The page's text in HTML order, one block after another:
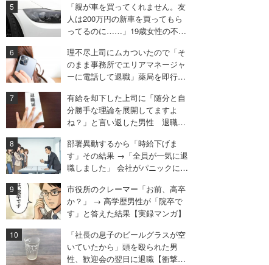
「親が車を買ってくれません。友
人は200万円の新車を買ってもら
ってるのに……」19歳女性の不満
理不尽上司にムカついたので「そ
のまま事務所でエリアマネージャ
ーに電話して退職」薬局を即行で
有給を却下した上司に「随分と自
分勝手な理論を展開してますよ
ね？」と言い返した男性 退職届
部署異動するから「時給下げま
す」その結果 →「全員が一気に退
職しました」 会社がパニックに陥
市役所のクレーマー「お前、高卒
か？」 → 高学歴男性が「院卒で
す」と答えた結果【実録マンガ】
「社長の息子のビールグラスが空
いていたから」頭を殴られた男
性、歓迎会の翌日に退職【衝撃エ